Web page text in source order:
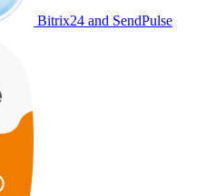
Bitrix24 and SendPulse